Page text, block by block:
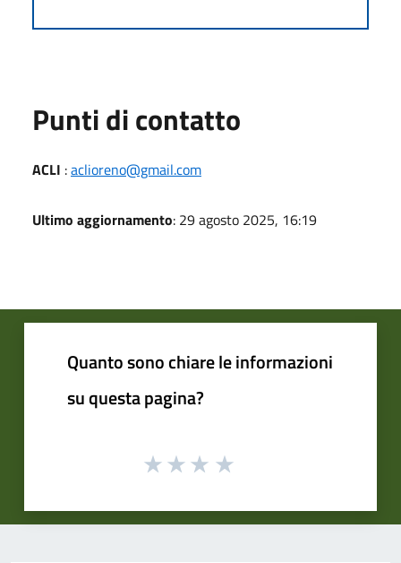
Punti di contatto
ACLI :aclioreno@gmail.com
Ultimo aggiornamento: 29 agosto 2025, 16:19
Quanto sono chiare le informazioni
su questa pagina?